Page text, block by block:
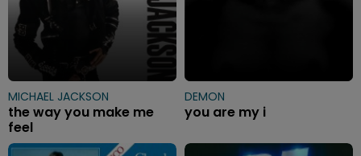
MICHAEL JACKSON
the way you make me
feel
DEMON
you are my i